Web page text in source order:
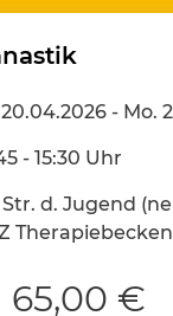
20.04.2026 - Mo.
- 15:30 Uhr
d. Jugend
Therapiebecken
65,00 €